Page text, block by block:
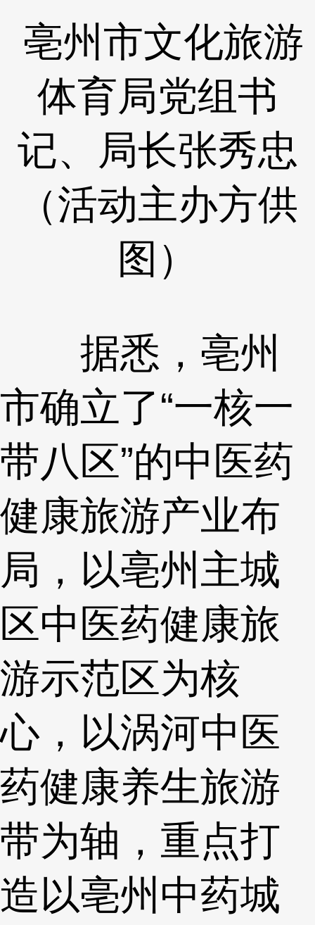
亳州市文化旅游
体育局党组书
记、局长张秀忠
（活动主办方供
图）
据悉，亳州
市确立了“一核一
带八区”的中医药
健康旅游产业布
局，以亳州主城
区中医药健康旅
游示范区为核
心，以涡河中医
药健康养生旅游
带为轴，重点打
造以亳州中药城